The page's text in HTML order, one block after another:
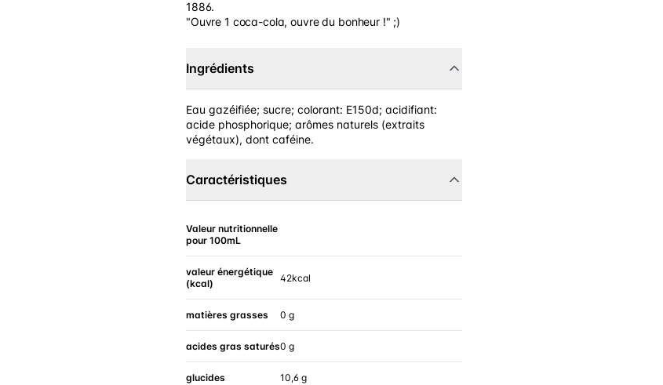
1886.
"Ouvre 1 coca-cola, ouvre du bonheur !" ;)
Ingrédients
Eau gazéifiée; sucre; colorant: E150d; acidifiant:
acide phosphorique; arômes naturels (extraits
végétaux), dont caféine.
Caractéristiques
Valeur nutritionnelle
pour 100mL
valeur énergétique
(kcal)
42kcal
matières grasses 0 g
acides gras saturés0 g
glucides 10,6 g